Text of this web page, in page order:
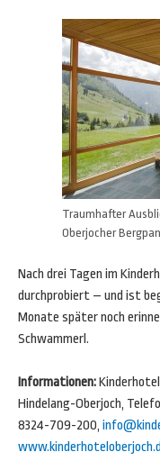
Traumhafter
Oberjocher
Nach drei Tagen im
durchprobiert – und ist
Monate später noch
Schwammerl.
Informationen:
Hindelang-Oberjoch,
8324-709-200,